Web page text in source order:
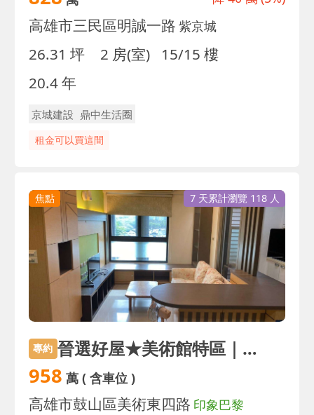
高雄市三民區明誠一路 紫京城
26.31 坪 2 房(室)
15/15 樓
20.4 年
京城建設 鼎中生活圈
租金可以買這間
焦點 7 天累計瀏覽 118 人
專約 晉選好屋★美術館特區｜頂客族首選｜兩房+平車
958 萬( 含車位 )
高雄市鼓山區美術東四路 印象巴黎